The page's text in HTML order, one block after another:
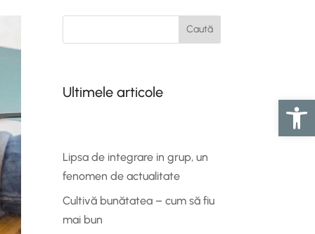
Deschide
Caută
Ultimele articole
Lipsa de integrare in grup, un
fenomen de actualitate
Cultivă bunătatea – cum să fiu
mai bun